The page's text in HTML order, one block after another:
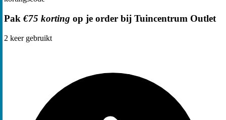
Pak €75 korting op je order bij Tuincentrum Outlet
2 keer gebruikt